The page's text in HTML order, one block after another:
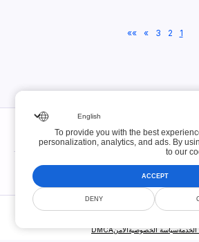
1
2
3
»
»»
سياسة الخصوصيةالأمنDMCA
To provide you with the best
personalization, analytics, and ads. By
to our
ACCEPT
DENY
To provide you with the best
personalization, analytics, and ads. By
to our
ACCEPT
DENY